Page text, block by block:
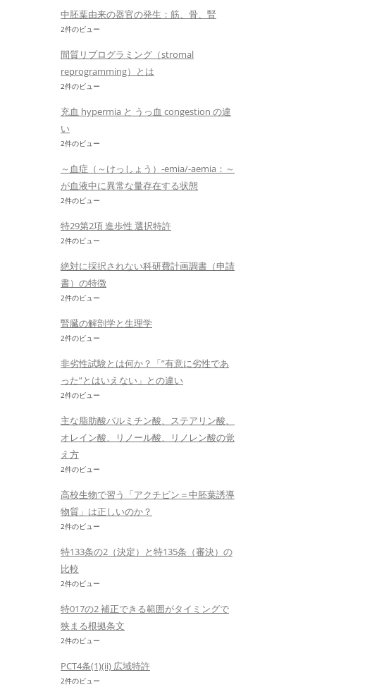
中胚葉由来の器官の発生：筋、骨、腎
2件のビュー
間質リプログラミング（stromal
reprogramming）とは
2件のビュー
充血 hypermia と うっ血 congestion の違
い
2件のビュー
～血症（～けっしょう）-emia/-aemia：～
が血液中に異常な量存在する状態
2件のビュー
特29第2項 進歩性 選択特許
2件のビュー
絶対に採択されない科研費計画調書（申請
書）の特徴
2件のビュー
腎臓の解剖学と生理学
2件のビュー
非劣性試験とは何か？「”有意に劣性であ
った”とはいえない」との違い
2件のビュー
主な脂肪酸パルミチン酸、ステアリン酸、
オレイン酸、リノール酸、リノレン酸の覚
え方
2件のビュー
高校生物で習う「アクチビン＝中胚葉誘導
物質」は正しいのか？
2件のビュー
特133条の2（決定）と特135条（審決）の
比較
2件のビュー
特017の2 補正できる範囲がタイミングで
狭まる根拠条文
2件のビュー
PCT4条(1)(ii) 広域特許
2件のビュー